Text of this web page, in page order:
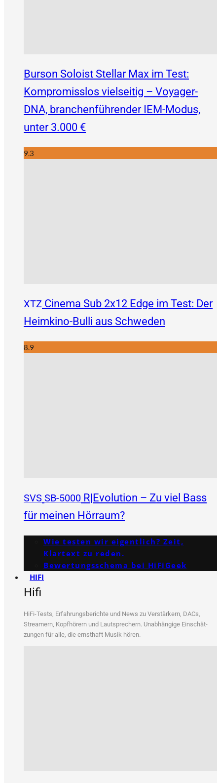
Burson Soloist Stellar Max im Test:
Kompromisslos vielseitig – Voyager-
DNA, branchenführender IEM-Modus,
unter 3.000 €
9.3
XTZ Cinema Sub 2x12 Edge im Test: Der
Heimkino-Bulli aus Schweden
8.9
SVS SB-5000 R|Evolution – Zu viel Bass
für meinen Hörraum?
Wie testen wir eigentlich? Zeit,
Klartext zu reden.
Bewertungs­schema bei HiFiGeek
HIFI
Hifi
HiFi-Tests, Erfah­rungs­be­rich­te und News zu Ver­stär­kern, DACs,
Strea­mern, Kopf­hö­rern und Laut­spre­chern. Unab­hän­gi­ge Ein­schät­
zun­gen für alle, die ernst­haft Musik hören.